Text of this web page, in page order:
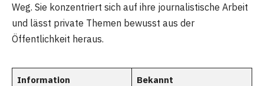
Weg. Sie konzentriert sich auf ihre journalistische Arbeit
und lässt private Themen bewusst aus der
Öffentlichkeit heraus.
Information Bekannt